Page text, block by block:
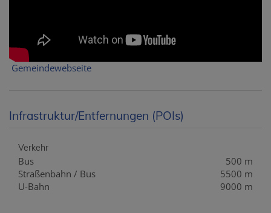
Gemeindewebseite
Infrastruktur/Entfernungen (POIs)
Verkehr
Bus
500 m
Straßenbahn / Bus
5500 m
U-Bahn
9000 m